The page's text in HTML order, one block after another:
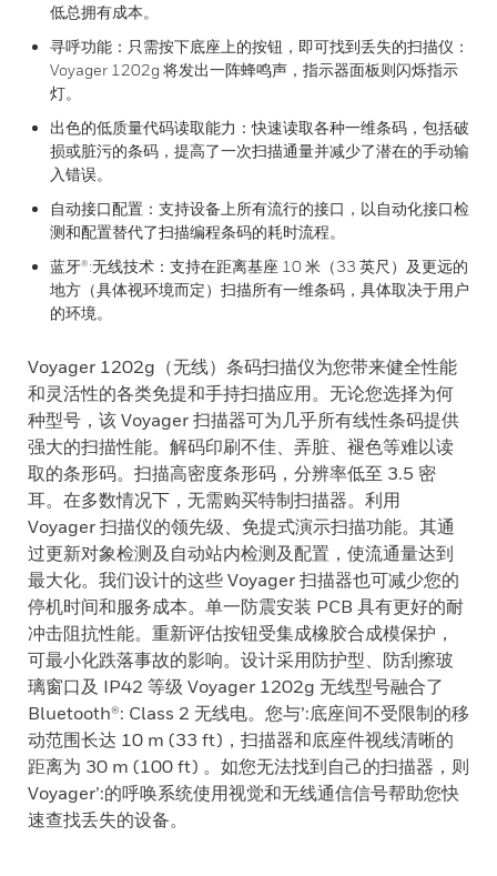
低总拥有成本。
寻呼功能：只需按下底座上的按钮，即可找到丢失的扫描仪：
Voyager 1202g 将发出一阵蜂鸣声，指示器面板则闪烁指示
灯。
出色的低质量代码读取能力：快速读取各种一维条码，包括破
损或脏污的条码，提高了一次扫描通量并减少了潜在的手动输
入错误。
自动接口配置：支持设备上所有流行的接口，以自动化接口检
测和配置替代了扫描编程条码的耗时流程。
蓝牙®:无线技术：支持在距离基座 10 米（33 英尺）及更远的
地方（具体视环境而定）扫描所有一维条码，具体取决于用户
的环境。
Voyager 1202g（无线）条码扫描仪为您带来健全性能
和灵活性的各类免提和手持扫描应用。无论您选择为何
种型号，该 Voyager 扫描器可为几乎所有线性条码提供
强大的扫描性能。解码印刷不佳、弄脏、褪色等难以读
取的条形码。扫描高密度条形码，分辨率低至 3.5 密
耳。在多数情况下，无需购买特制扫描器。利用
Voyager 扫描仪的领先级、免提式演示扫描功能。其通
过更新对象检测及自动站内检测及配置，使流通量达到
最大化。我们设计的这些 Voyager 扫描器也可减少您的
停机时间和服务成本。单一防震安装 PCB 具有更好的耐
冲击阻抗性能。重新评估按钮受集成橡胶合成模保护，
可最小化跌落事故的影响。设计采用防护型、防刮擦玻
璃窗口及 IP42 等级 Voyager 1202g 无线型号融合了
Bluetooth®: Class 2 无线电。您与’:底座间不受限制的移
动范围长达 10 m (33 ft)，扫描器和底座件视线清晰的
距离为 30 m (100 ft) 。如您无法找到自己的扫描器，则
Voyager’:的呼唤系统使用视觉和无线通信信号帮助您快
速查找丢失的设备。